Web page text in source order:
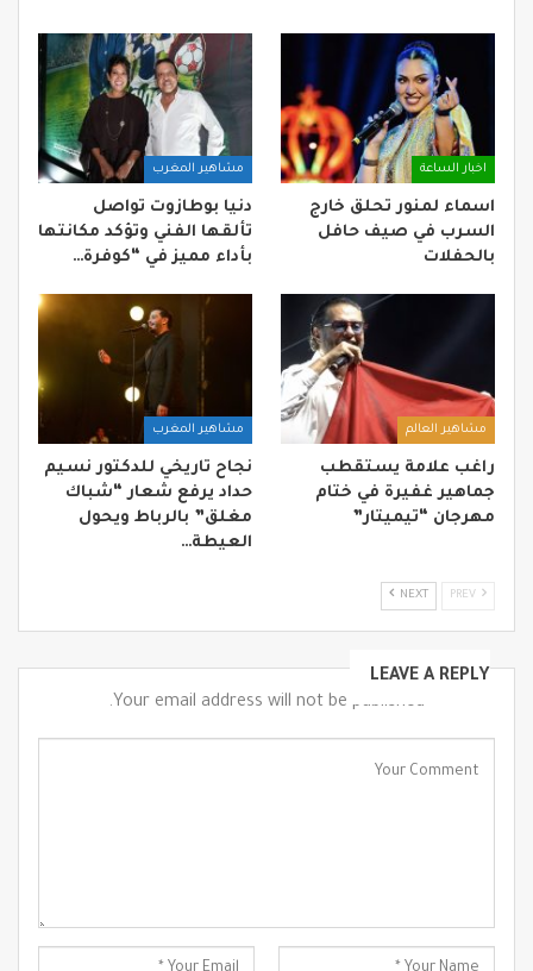
اخبار الساعة
اسماء لمنور تحلق خارج
السرب في صيف حافل
بالحفلات
مشاهير المغرب
دنيا بوطازوت تواصل
تألقها الفني وتؤكد مكانتها
بأداء مميز في “كوفرة…
مشاهير العالم
راغب علامة يستقطب
جماهير غفيرة في ختام
مهرجان “تيميتار”
مشاهير المغرب
نجاح تاريخي للدكتور نسيم
حداد يرفع شعار “شباك
مغلق” بالرباط ويحول
العيطة…
NEXT
LEAVE A REPLY
Your email address will not be published.